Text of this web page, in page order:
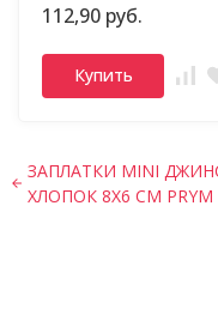
112,90 руб.
Купить
ЗАПЛАТКИ MINI
ХЛОПОК 8X6 СМ PRYM